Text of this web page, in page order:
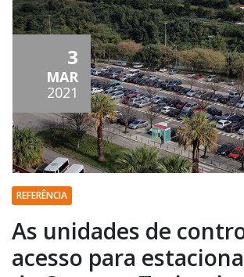
3
MAR
2021
REFERÊNCIA
As unidades de
acesso para